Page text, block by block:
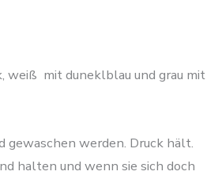
weiß mit duneklblau und grau mit
gewaschen werden. Druck hält.
halten und wenn sie sich doch